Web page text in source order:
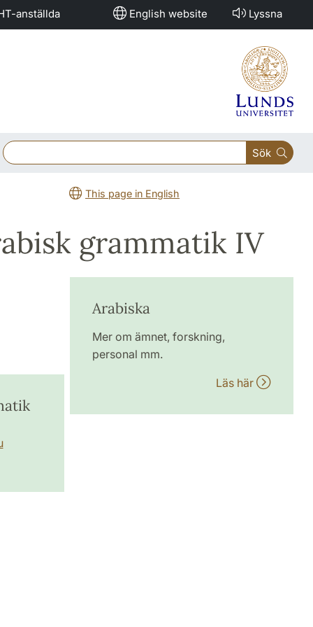
anställda English website Lyssna
Sök
This page in English
grammatik IV
Arabiska
Mer om ämnet, forskning,
personal mm.
Läs här